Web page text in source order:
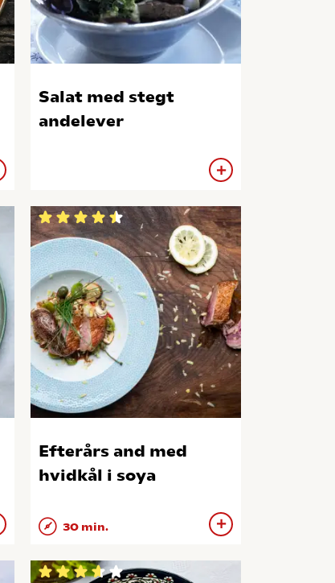
Salat med stegt
andelever
Efterårs and med
hvidkål i soya
30 min.